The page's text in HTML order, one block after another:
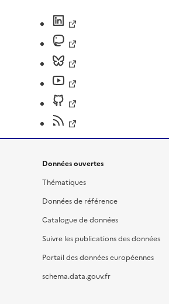
Données ouvertes
Thématiques
Données de référence
Catalogue de données
Suivre les publications des données
Portail des données européennes
schema.data.gouv.fr